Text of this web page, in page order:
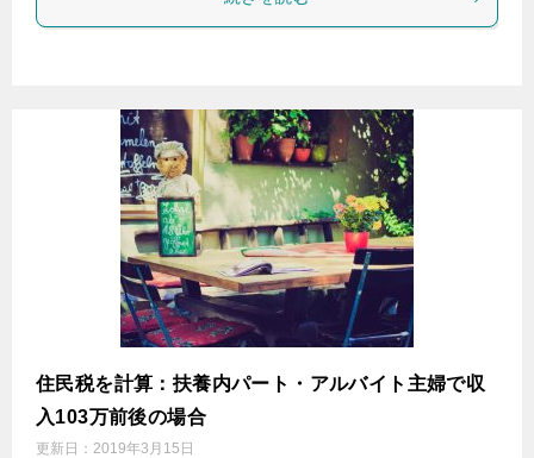
住民税を計算：扶養内パート・アルバイト主婦で収
入103万前後の場合
更新日： 2019年3月15日